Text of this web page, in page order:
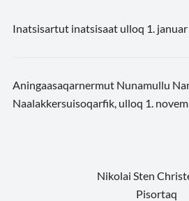
Inatsisartut inatsisaat ulloq 1.
Aningaasaqarnermut Nunamullu
Naalakkersuisoqarfik, ulloq 1.
Nikolai Sten
Pisortaq